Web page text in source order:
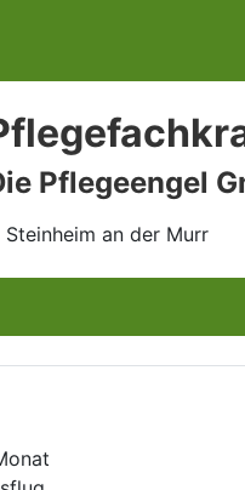
Pflegeengel
Steinheim an der Murr